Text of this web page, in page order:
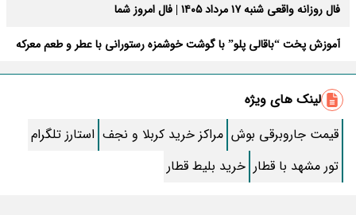
فال روزانه واقعی شنبه ۱۷ مرداد ۱۴۰۵ | فال امروز شما
آموزش پخت “باقالی پلو” با گوشت خوشمزه رستورانی با عطر و طعم معرکه
تولدت مبارک پسرم با جملات و پیام های احساسی
سدر برای چی خوبه؟ خواص سدر برای پوست و مو + دستور
لینک های ویژه
قیمت جاروبرقی بوش مراکز خرید کربلا و نجف استارز تلگرام
تور مشهد با قطار خرید بلیط قطار